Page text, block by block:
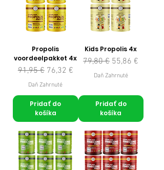
Propolis
voordeelpakket 4x
Normálna cena
91,95 € Zľavnená cena
76,32 €
Daň Zahrnuté
Pridať do
košíka
Kids Propolis 4x
Normálna cena
79,80 € Zľavnená cena
55,86 €
Daň Zahrnuté
Pridať do
košíka